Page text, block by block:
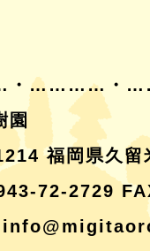
・…………・
園
福岡県久留
72-2729